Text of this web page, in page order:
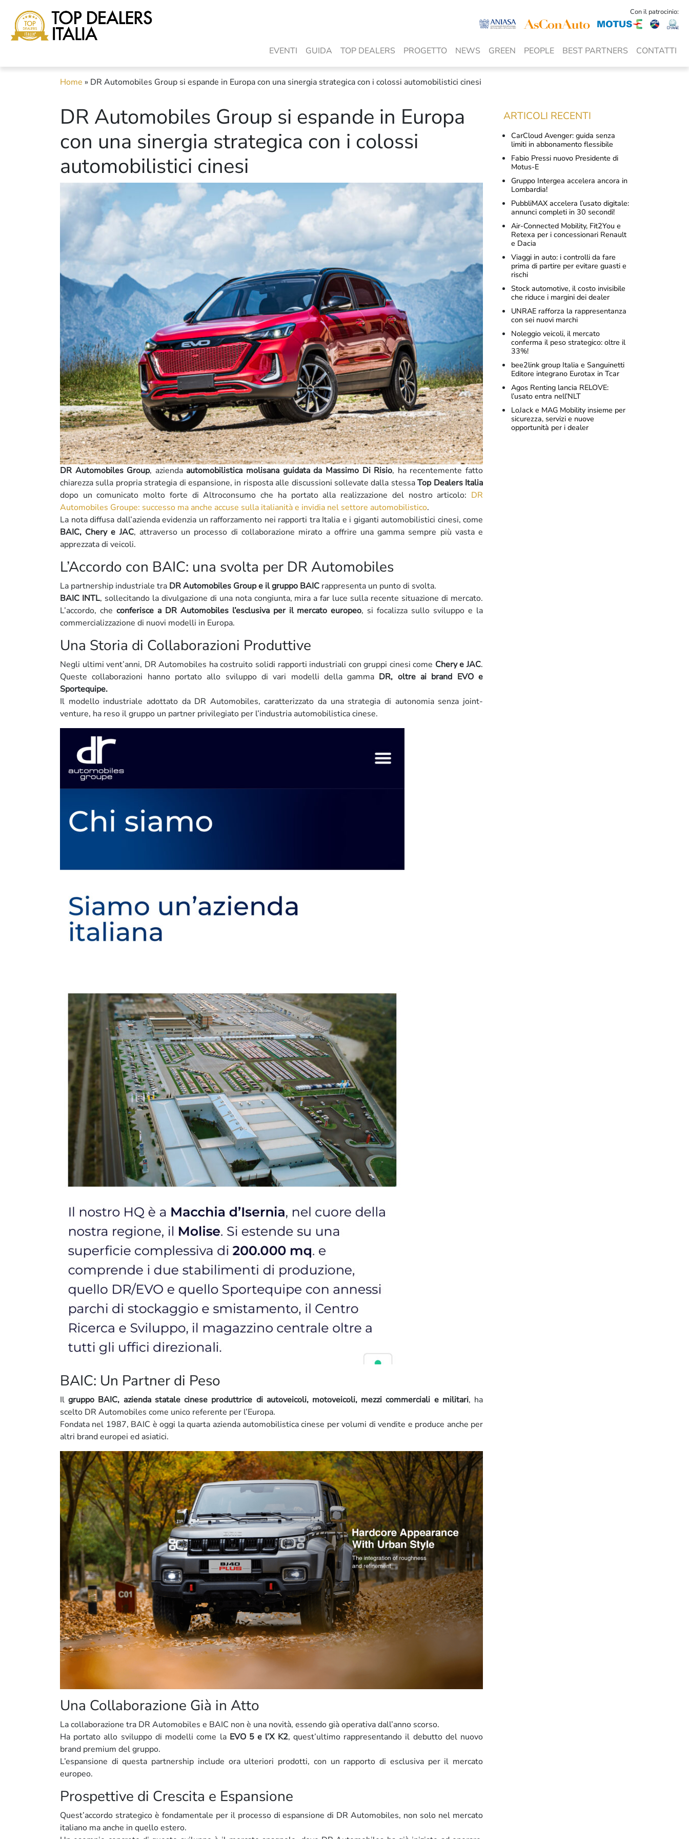
Con il patrocinio:
EVENTI GUIDA TOP DEALERS PROGETTO NEWS GREEN PEOPLE BEST PARTNERS CONTATTI
Home » DR Automobiles Group si espande in Europa con una sinergia strategica con i colossi automobilistici cinesi
DR Automobiles Group si espande in Europa
con una sinergia strategica con i colossi
automobilistici cinesi
DR Automobiles Group, azienda automobilistica molisana guidata da Massimo Di Risio, ha recentemente fatto
chiarezza sulla propria strategia di espansione, in risposta alle discussioni sollevate dalla stessaTop Dealers Italia
dopo un comunicato molto forte di Altroconsumo che ha portato alla realizzazione del nostro articolo: DR
Automobiles Groupe: successo ma anche accuse sulla italianità e invidia nel settore automobilistico.
La nota diffusa dall’azienda evidenzia un rafforzamento nei rapporti tra Italia e i giganti automobilistici cinesi, come
BAIC, Chery e JAC, attraverso un processo di collaborazione mirato a offrire una gamma sempre più vasta e
apprezzata di veicoli.
L’Accordo con BAIC: una svolta per DR Automobiles
La partnership industriale tra DR Automobiles Group e il gruppo BAIC rappresenta un punto di svolta.
BAIC INTL, sollecitando la divulgazione di una nota congiunta, mira a far luce sulla recente situazione di mercato.
L’accordo, che conferisce a DR Automobiles l’esclusiva per il mercato europeo, si focalizza sullo sviluppo e la
commercializzazione di nuovi modelli in Europa.
Una Storia di Collaborazioni Produttive
Negli ultimi vent’anni, DR Automobiles ha costruito solidi rapporti industriali con gruppi cinesi come Chery e JAC.
Queste collaborazioni hanno portato allo sviluppo di vari modelli della gamma DR, oltre ai brand EVO e
Sportequipe.
Il modello industriale adottato da DR Automobiles, caratterizzato da una strategia di autonomia senza joint-
venture, ha reso il gruppo un partner privilegiato per l’industria automobilistica cinese.
BAIC: Un Partner di Peso
Ilgruppo BAIC, azienda statale cinese produttrice di autoveicoli, motoveicoli, mezzi commerciali e militari, ha
scelto DR Automobiles come unico referente per l’Europa.
Fondata nel 1987, BAIC è oggi la quarta azienda automobilistica cinese per volumi di vendite e produce anche per
altri brand europei ed asiatici.
Una Collaborazione Già in Atto
La collaborazione tra DR Automobiles e BAIC non è una novità, essendo già operativa dall’anno scorso.
Ha portato allo sviluppo di modelli come la EVO 5 e l’X K2, quest’ultimo rappresentando il debutto del nuovo
brand premium del gruppo.
L’espansione di questa partnership include ora ulteriori prodotti, con un rapporto di esclusiva per il mercato
europeo.
Prospettive di Crescita e Espansione
Quest’accordo strategico è fondamentale per il processo di espansione di DR Automobiles, non solo nel mercato
italiano ma anche in quello estero.
ARTICOLI RECENTI
CarCloud Avenger: guida senza
limiti in abbonamento flessibile
Fabio Pressi nuovo Presidente di
Motus-E
Gruppo Intergea accelera ancora in
Lombardia!
PubbliMAX accelera l’usato digitale:
annunci completi in 30 secondi!
Air-Connected Mobility, Fit2You e
Retexa per i concessionari Renault
e Dacia
Viaggi in auto: i controlli da fare
prima di partire per evitare guasti e
rischi
Stock automotive, il costo invisibile
che riduce i margini dei dealer
UNRAE rafforza la rappresentanza
con sei nuovi marchi
Noleggio veicoli, il mercato
conferma il peso strategico: oltre il
33%!
bee2link group Italia e Sanguinetti
Editore integrano Eurotax in Tcar
Agos Renting lancia RELOVE:
l’usato entra nell’NLT
LoJack e MAG Mobility insieme per
sicurezza, servizi e nuove
opportunità per i dealer